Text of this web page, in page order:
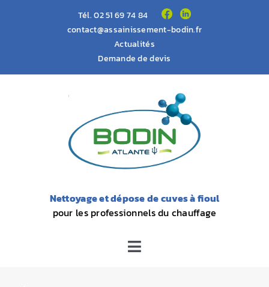
Tél.02 51 69 74 84
contact@assainissement-bodin.fr
Actualités
Demande de devis
Nettoyage et dépose de cuves à fioul
pour les professionnels du chauffage
Toggle